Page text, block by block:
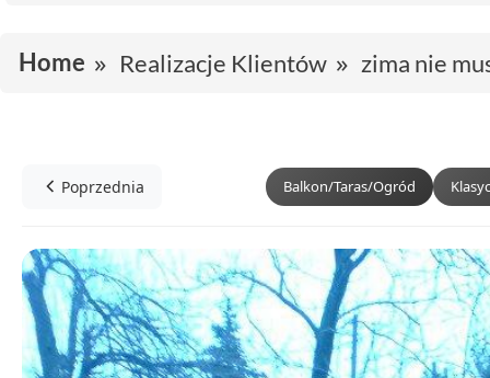
Home Realizacje Klientów zima nie
Poprzednia Balkon/Taras/Ogród